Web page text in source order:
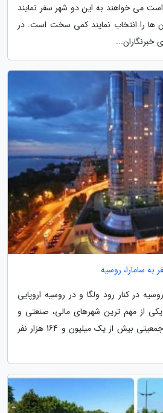
می خواهند به این دو شهر سفر نمایند
ها را انتخاب نمایند کمی سخت است. در
خبرنگاران...
به سامارا، روسیه
در کنار رود ولگا و در روسیه اروپایی
از مهم ترین شهرهای مالی، صنعتی و
فرهنگی در روسیه است و جمعیتی بیش از یک میلیون و 164 هزار نفر